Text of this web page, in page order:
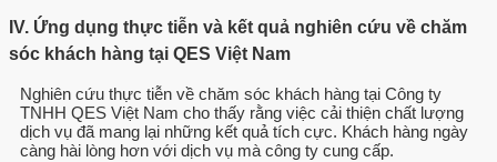
IV. Ứng dụng thực tiễn và kết quả nghiên cứu về chăm
sóc khách hàng tại QES Việt Nam
Nghiên cứu thực tiễn về chăm sóc khách hàng tại Công ty
TNHH QES Việt Nam cho thấy rằng việc cải thiện chất lượng
dịch vụ đã mang lại những kết quả tích cực. Khách hàng ngày
càng hài lòng hơn với dịch vụ mà công ty cung cấp.